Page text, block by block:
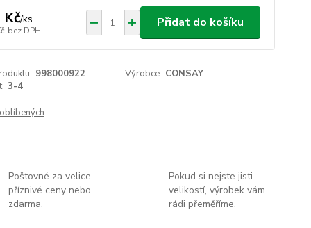
Kč/ks
bez DPH
Přidat do košíku
998000922 Výrobce: CONSAY
3-4
Poštovné za velice
příznivé ceny nebo
zdarma.
Pokud si nejste jisti
velikostí, výrobek vám
rádi přeměříme.